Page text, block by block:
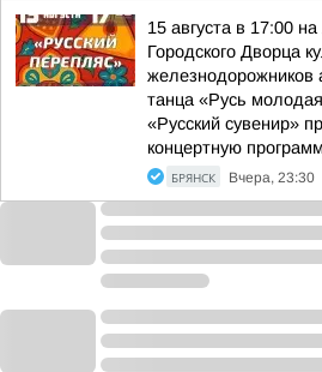
15 августа в 17:00
Городского Дворца
железнодорожников
танца «Русь
«Русский сувенир»
концертную
БРЯНСК Вчера, 23:30